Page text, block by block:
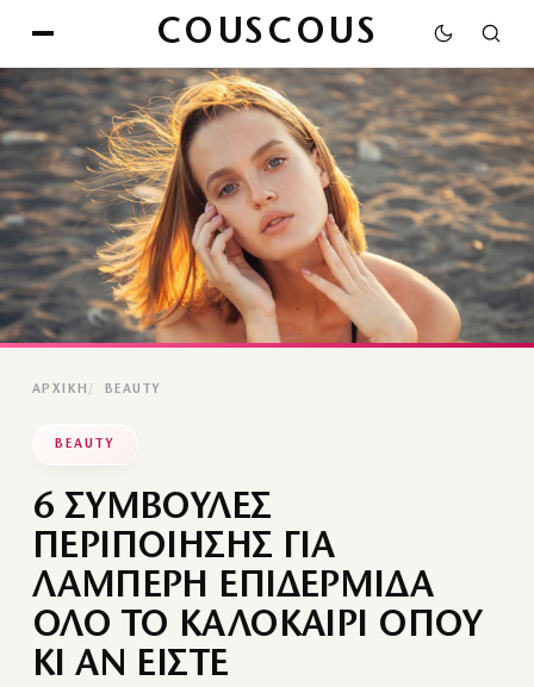
COUSCOUS
ΑΡΧΙΚΉ BEAUTY
BEAUTY
6 ΣΥΜΒΟΥΛΕΣ
ΠΕΡΙΠΟΙΗΣΗΣ ΓΙΑ
ΛΑΜΠΕΡΗ ΕΠΙΔΕΡΜΙΔΑ
ΟΛΟ ΤΟ ΚΑΛΟΚΑΙΡΙ ΟΠΟΥ
ΚΙ ΑΝ ΕΙΣΤΕ